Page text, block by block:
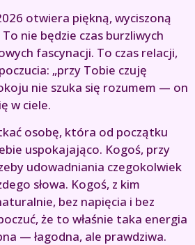
otwiera piękną, wyciszoną
nie będzie czas burzliwych
fascynacji. To czas relacji,
„przy Tobie czuję
nie szuka się rozumem — on
w ciele.
osobę, która od początku
uspokajająco. Kogoś, przy
udowadniania czegokolwiek
słowa. Kogoś, z kim
bez napięcia i bez
że to właśnie taka energia
— łagodna, ale prawdziwa.